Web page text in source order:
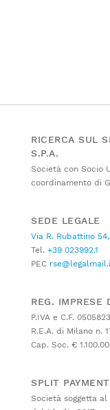
RICERCA SUL
S.P.A.
Società con Socio
coordinamento di
SEDE LEGALE
Via R. Rubattino
Tel. +39 023992.1
PEC
REG. IMPRESE
P.IVA e C.F.
R.E.A. di Milano n.
Cap. Soc. €
SPLIT PAYMENT
Società soggetta